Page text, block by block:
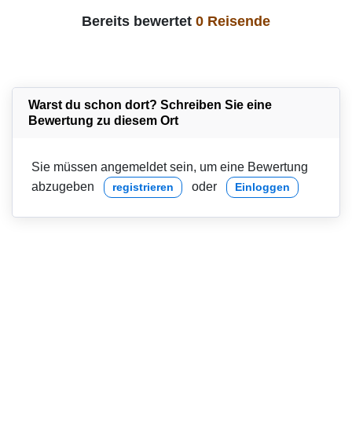
Bereits bewertet 0 Reisende
Warst du schon dort? Schreiben Sie eine
Bewertung zu diesem Ort
Sie müssen angemeldet sein, um eine Bewertung
abzugeben
registrieren oder Einloggen